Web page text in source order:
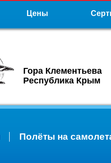
Цены
Гора Клементьева
Республика Крым
Полёты на